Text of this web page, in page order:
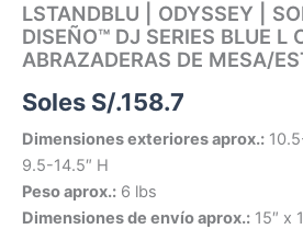
LSTANDBLU | ODYSSEY |
DISEÑO™ DJ SERIES BLUE L
ABRAZADERAS DE MESA/
Soles S/.158.7
Dimensiones exteriores aprox.:
9.5-14.5″ H
Peso aprox.: 6 lbs
Dimensiones de envío aprox.: 15″ x